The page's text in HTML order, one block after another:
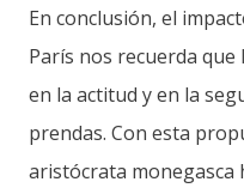
En conclusión, el
París nos recuerda que
en la actitud y en la
prendas. Con esta
aristócrata monegasca